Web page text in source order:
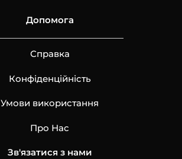
Допомога
Справка
Конфіденційність
Умови використання
Про Нас
Зв'язатися з нами